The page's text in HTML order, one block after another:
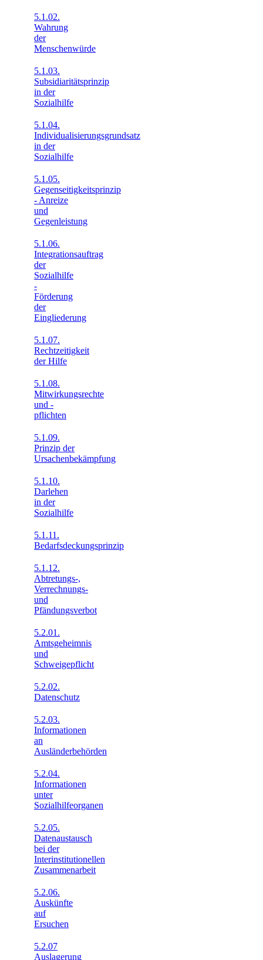
5.1.02.
Wahrung
der
Menschenwürde
5.1.03.
Subsidiaritätsprinzip
in der
Sozialhilfe
5.1.04.
Individualisierungsgrundsatz
in der
Sozialhilfe
5.1.05.
Gegenseitigkeitsprinzip
- Anreize
und
Gegenleistung
5.1.06.
Integrationsauftrag
der
Sozialhilfe
-
Förderung
der
Eingliederung
5.1.07.
Rechtzeitigkeit
der Hilfe
5.1.08.
Mitwirkungsrechte
und -
pflichten
5.1.09.
Prinzip der
Ursachenbekämpfung
5.1.10.
Darlehen
in der
Sozialhilfe
5.1.11.
Bedarfsdeckungsprinzip
5.1.12.
Abtretungs-,
Verrechnungs-
und
Pfändungsverbot
5.2.01.
Amtsgeheimnis
und
Schweigepflicht
5.2.02.
Datenschutz
5.2.03.
Informationen
an
Ausländerbehörden
5.2.04.
Informationen
unter
Sozialhilfeorganen
5.2.05.
Datenaustausch
bei der
Interinstitutionellen
Zusammenarbeit
5.2.06.
Auskünfte
auf
Ersuchen
5.2.07
Auslagerung